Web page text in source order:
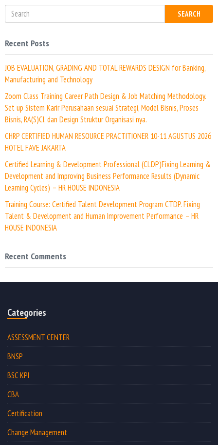
SEARCH
Recent Posts
JOB EVALUATION, GRADING AND TOTAL REWARDS DESIGN for Banking,
Manufacturing and Technology
Zoom Class Training Career Path Design & Job Matching Methodology.
Set up Sistem Karir Perusahaan sesuai Strategi, Model Bisnis, Proses
Bisnis, RA(S)CI, dan Design Struktur Organisasi nya.
CHRP CERTIFIED HUMAN RESOURCE PRACTITIONER 10-11 AGUSTUS 2026
HOTEL FAVE JAKARTA
Certified Learning & Development Professional (CLDP)Fixing Learning &
Development and Improving Business Performance Results (Dynamic
Learning Cycles) – HR HOUSE INDONESIA
Training Course: Certified Talent Development Program CTDP. Fixing
Talent & Development and Human Improvement Performance – HR
HOUSE INDONESIA
Recent Comments
Categories
ASSESSMENT CENTER
BNSP
BSC KPI
CBA
Certification
Change Management